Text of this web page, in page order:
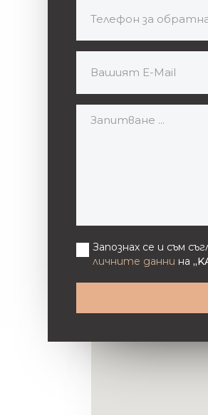
Запознах се и съм
личните данни на